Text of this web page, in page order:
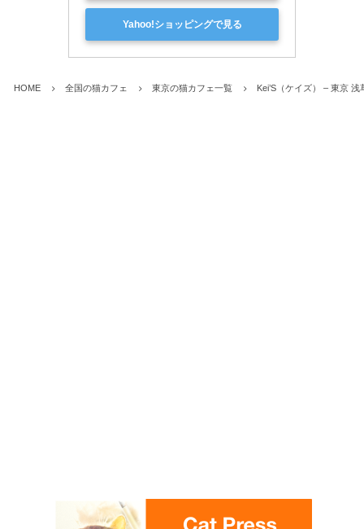
Yahoo!ショッピングで見る
HOME 全国の猫カフェ 東京の猫カフェ一覧 Kei’S（ケイズ） – 東京